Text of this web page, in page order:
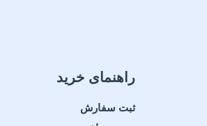
راهنمای خرید
ثبت سفارش